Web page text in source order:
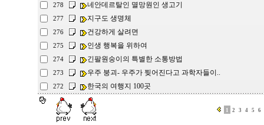
278 네안데르탈인 멸망원인 생고기
277 지구도 생명체
276 건강하게 살려면
275 인생 행복을 위하여
274 긴팔원숭이의 특별한 소통방법
273 우주 붕괴- 우주가 찢어진다고 과학자들이..
272 한국의 여행지 100곳
1 2 3 4 5 6